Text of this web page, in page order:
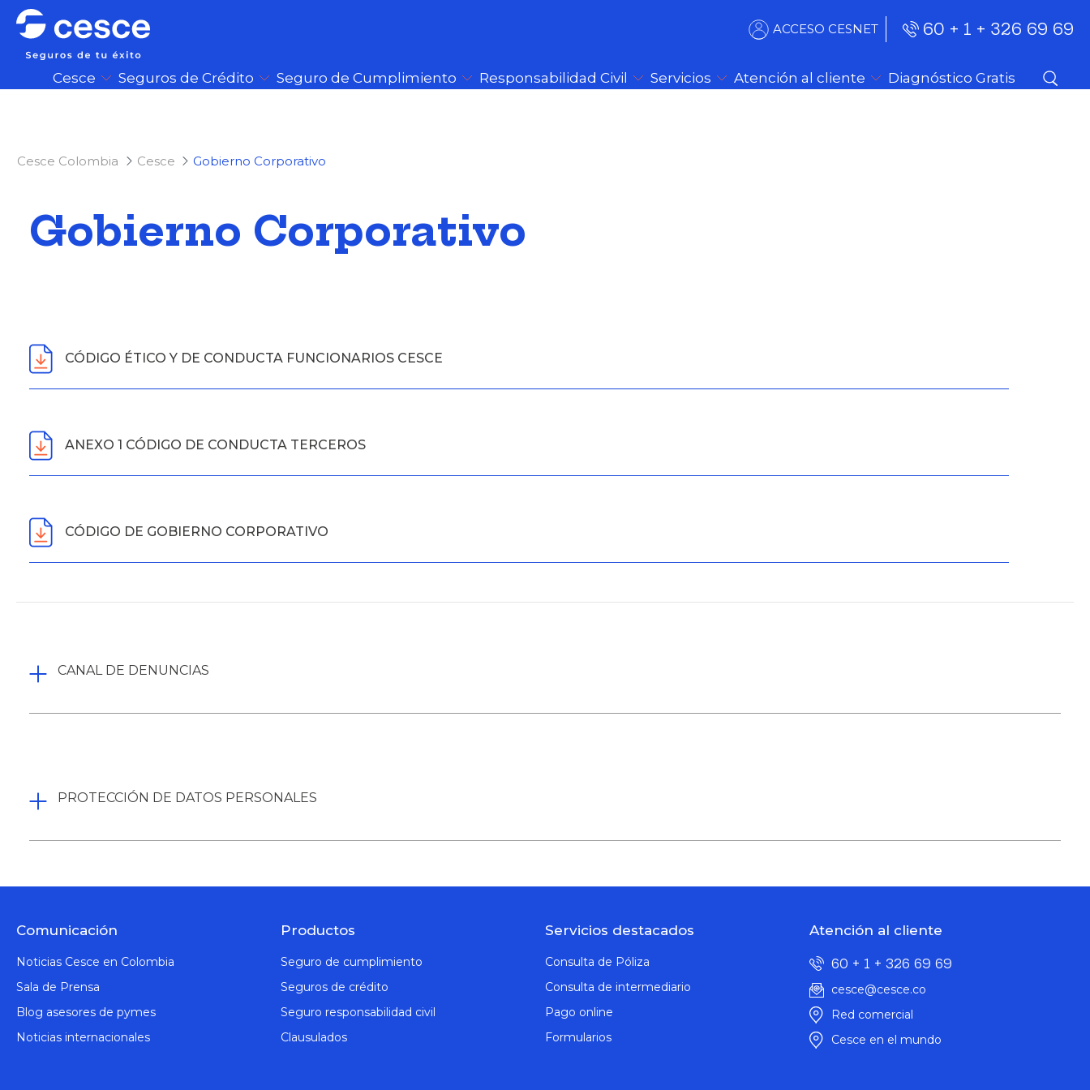
ACCESO CESNET 60 + 1 + 326 69 69
Cesce Seguros de Crédito Seguro de Cumplimiento Responsabilidad Civil Servicios Atención al cliente Diagnóstico Gratis
Cesce Colombia Cesce Gobierno Corporativo
Gobierno Corporativo
CÓDIGO ÉTICO Y DE CONDUCTA FUNCIONARIOS CESCE
ANEXO 1 CÓDIGO DE CONDUCTA TERCEROS
CÓDIGO DE GOBIERNO CORPORATIVO
CANAL DE DENUNCIAS
PROTECCIÓN DE DATOS PERSONALES
Comunicación
Noticias Cesce en Colombia
Sala de Prensa
Blog asesores de pymes
Noticias internacionales
Productos
Seguro de cumplimiento
Seguros de crédito
Seguro responsabilidad civil
Clausulados
Servicios destacados
Consulta de Póliza
Consulta de intermediario
Pago online
Formularios
Atención al cliente
60 + 1 + 326 69 69
cesce@cesce.co
Red comercial
Cesce en el mundo